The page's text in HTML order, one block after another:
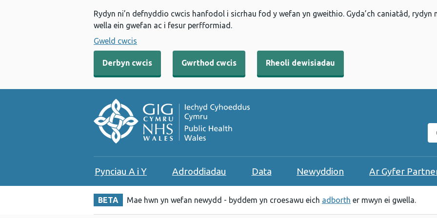
Rydyn ni’n defnyddio cwcis hanfodol i sicrhau fod y wefan yn gweithio. Gyda’ch caniatâd,
wella ein gwefan ac i fesur perfformiad.
Gweld cwcis
Derbyn cwcis Gwrthod cwcis Rheoli dewisiadau
Pynciau A i Y Adroddiadau Data Newyddion Ar Gyfer
BETA Mae hwn yn wefan newydd - byddem yn croesawu eich adborth er mwyn ei gwella.